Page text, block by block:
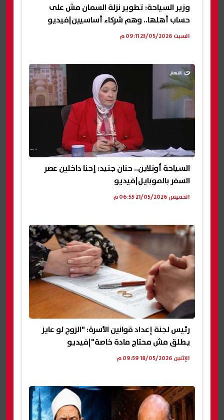
وزير السياحة: تطوير نزلة السمان مش على
حساب أهلها.. وهم شركاء أساسيين|فيديو
السبت 23/05/2026 09:11 م
السياحة أونلاين.. حنان جنيد: إحنا داخلين عصر
السفر بالموبايل|فيديو
الخميس 21/05/2026 06:55 م
رئيس لجنة إعداد قوانين الأسرة: "الزوج لو عايز
يطلق مش محتاج مادة خاصة"|فيديو
الإثنين 18/05/2026 09:59 م